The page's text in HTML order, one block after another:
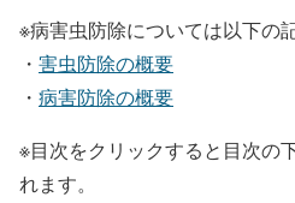
※病害虫防除については以下の
・ 害虫防除の概要
・ 病害防除の概要
※目次をクリックすると目次の
れます。